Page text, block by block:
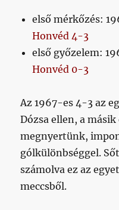
első mérkőzés:
Honvéd 4-3
első győzelem:
Honvéd 0-3
Az 1967-es 4-3 az
Dózsa ellen, a
megnyertünk,
gólkülönbséggel.
számolva ez az
meccsből.